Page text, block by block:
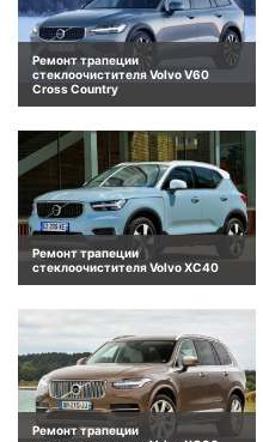
Ремонт трапеции
стеклоочистителя Volvo V60
Cross Country
Ремонт трапеции
стеклоочистителя Volvo XC40
Ремонт трапеции